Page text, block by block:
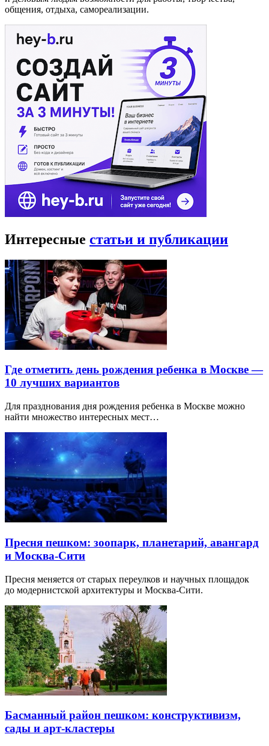
общения, отдыха, самореализации.
Интересные статьи и публикации
Где отметить день рождения ребенка в Москве —
10 лучших вариантов
Для празднования дня рождения ребенка в Москве можно
найти множество интересных мест…
Пресня пешком: зоопарк, планетарий, авангард
и Москва-Сити
Пресня меняется от старых переулков и научных площадок
до модернистской архитектуры и Москва-Сити.
Басманный район пешком: конструктивизм,
сады и арт-кластеры